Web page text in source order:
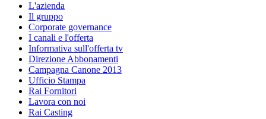
L'azienda
Il gruppo
Corporate governance
I canali e l'offerta
Informativa sull'offerta tv
Direzione Abbonamenti
Campagna Canone 2013
Ufficio Stampa
Rai Fornitori
Lavora con noi
Rai Casting